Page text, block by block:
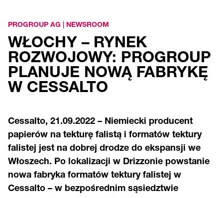
PROGROUP AG | NEWSROOM
WŁOCHY – RYNEK
ROZWOJOWY: PROGROUP
PLANUJE NOWĄ FABRYKĘ
W CESSALTO
Cessalto, 21.09.2022 – Niemiecki producent
papierów na tekturę falistą i formatów tektury
falistej jest na dobrej drodze do ekspansji we
Włoszech. Po lokalizacji w Drizzonie powstanie
nowa fabryka formatów tektury falistej w
Cessalto – w bezpośrednim sąsiedztwie